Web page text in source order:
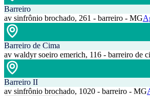
Barreiro
av sinfrônio brochado, 261 - barreiro - MG
Barreiro de Cima
av waldyr soeiro emerich, 116 - barreiro de
Barreiro II
av sinfrônio brochado, 1020 - barreiro - MG